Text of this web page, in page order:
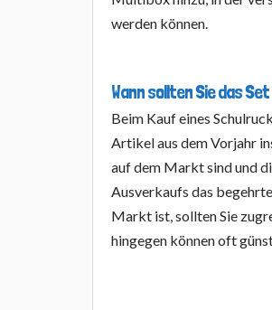
werden können.
Wann sollten Sie das
Beim Kauf eines
Artikel aus dem Vorjahr
auf dem Markt sind und
Ausverkaufs das
Markt ist, sollten Sie
hingegen können oft